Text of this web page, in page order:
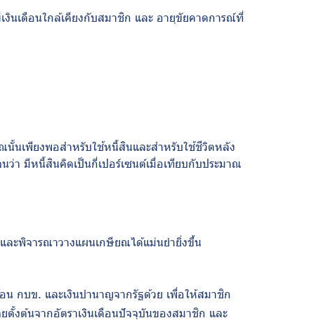
งินเดือนใกล้เคียงกับสมาชิก และ อายุขัยคาดการณ์ที่
นเพียงพอสำหรับใช้หนี้สินและสำหรับใช้ชีวิตหลัง
า มีหนี้สินคิดเป็นกี่เปอร์เซนต์เมื่อเทียบกับประมาณ
ละพิจารณาวางแผนเกษียณได้แม่นยำยิ่งขึ้น
กบข. และเงินบำนาญจากรัฐด้วย เพื่อให้สมาชิก
งต้นจากอัตราเงินเดือนปัจจุบันของสมาชิก และ